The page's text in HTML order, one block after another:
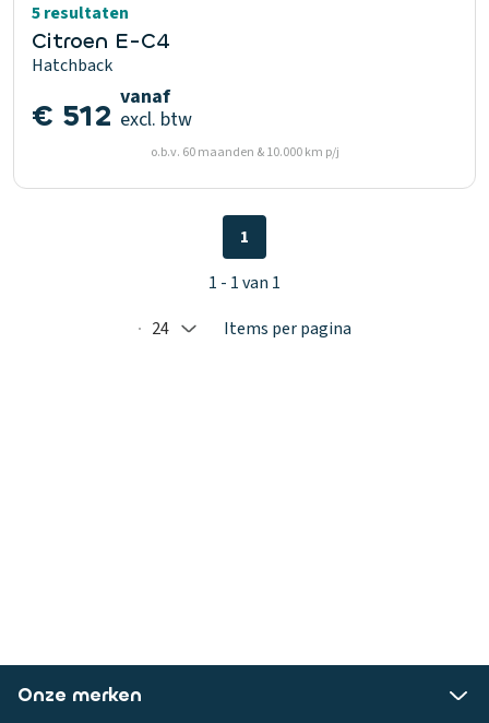
5 resultaten
Citroen E-C4
Hatchback
€ 512 vanaf
excl. btw
o.b.v. 60 maanden & 10.000 km p/j
Selected: 24
24 Items per pagina
1
1 - 1 van 1
Onze merken